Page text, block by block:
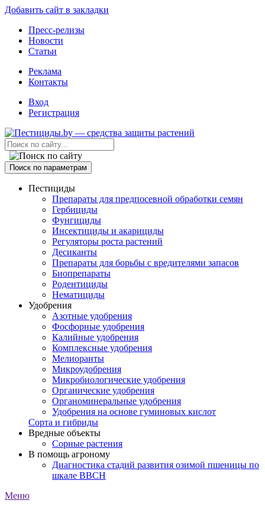
Добавить сайт в закладки
Пресс-релизы
Новости
Статьи
Реклама
Контакты
Вход
Регистрация
Поиск по параметрам
Пестициды
Препараты для предпосевной обработки семян
Гербициды
Фунгициды
Инсектициды и акарициды
Регуляторы роста растений
Десиканты
Препараты для борьбы с вредителями запасов
Биопрепараты
Родентициды
Нематициды
Удобрения
Азотные удобрения
Фосфорные удобрения
Калийные удобрения
Комплексные удобрения
Мелиоранты
Микроудобрения
Микробиологические удобрения
Органические удобрения
Органоминеральные удобрения
Удобрения на основе гуминовых кислот
Сорта и гибриды
Вредные объекты
Сорные растения
В помощь агроному
Диагностика стадий развития озимой пшеницы по
шкале ВВСН
Меню